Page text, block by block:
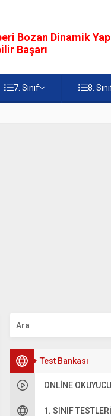
Bozan Dinamik
Başarı
7. Sınıf 8.
Test Bankası
ONLINE OKUYUCU
1. SINIF TESTLERI